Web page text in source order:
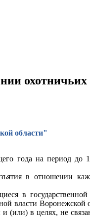
охотничьих
области"
года на период до
в отношении
в государственной
власти Воронежской
и (или) в целях, не